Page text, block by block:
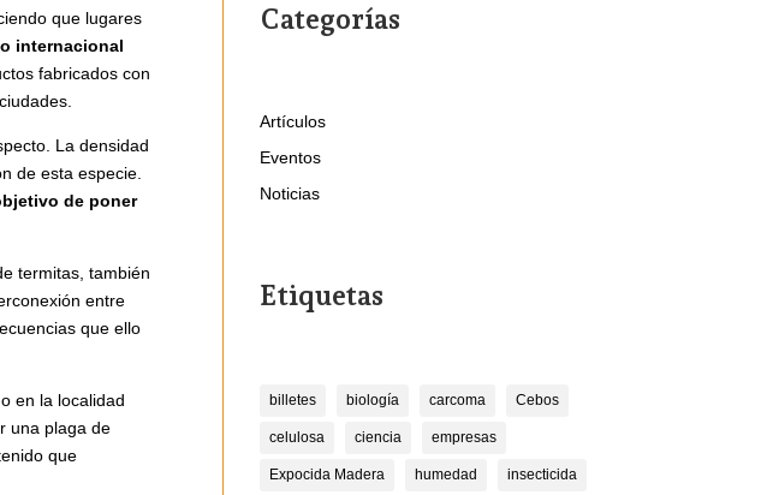
que lugares
internacional
fabricados con
La densidad
de esta especie.
de poner
termitas, también
entre
que ello
en la localidad
una plaga de
que
Categorías
Artículos
Eventos
Noticias
Etiquetas
billetes biología carcoma Cebos
celulosa ciencia empresas
Expocida Madera humedad insecticida